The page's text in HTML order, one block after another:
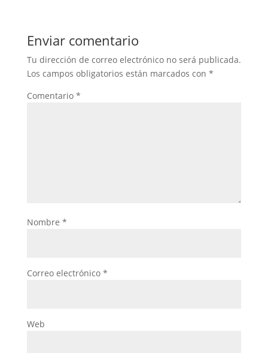
Enviar comentario
Tu dirección de correo electrónico no será publicada.
Los campos obligatorios están marcados con *
Comentario *
Nombre *
Correo electrónico *
Web